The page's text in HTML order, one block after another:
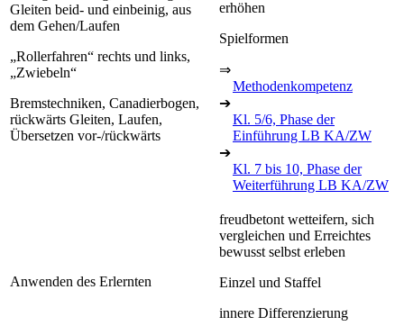
Gleiten beid- und einbeinig, aus
dem Gehen/Laufen
„Rollerfahren“ rechts und links,
„Zwiebeln“
Bremstechniken, Canadierbogen,
rückwärts Gleiten, Laufen,
Übersetzen vor-/rückwärts
erhöhen
Spielformen
⇒
Methodenkompetenz
➔
Kl. 5/6, Phase der
Einführung LB KA/ZW
➔
Kl. 7 bis 10, Phase der
Weiterführung LB KA/ZW
Anwenden des Erlernten
freudbetont wetteifern, sich
vergleichen und Erreichtes
bewusst selbst erleben
Einzel und Staffel
innere Differenzierung